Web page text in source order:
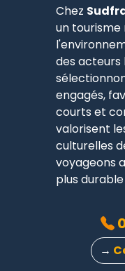
Chez
un
des acteurs
engagés,
courts et
valorisent
culturelles
voyageons
plus
→